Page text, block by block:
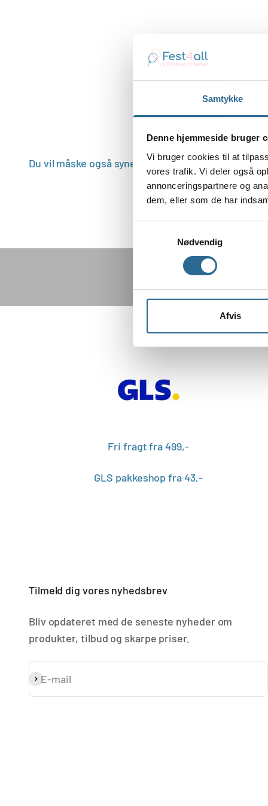
Samtykke
Denne hjemmeside bruger
Vi bruger cookies til at
vores trafik. Vi deler også
annonceringspartnere og
dem, eller som de har
Nødvendig
Afvis
Fri fragt fra 499,-
GLS pakkeshop fra 43,-
Tilmeld dig vores nyhedsbrev
Bliv opdateret med de seneste nyheder om
produkter, tilbud og skarpe priser.
E-mail
Abonnér